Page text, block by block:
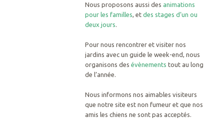
Nous proposons aussi des animations
pour les familles , etdes stages d’un ou
deux jours
Pour nous rencontrer et visiter nos
jardins avec un guide le week-end, nous
organisons desévènements tout au long
de l’année.
Nous informons nos aimables visiteurs
que notre site est non fumeur et que nos
amis les chiens ne sont pas acceptés.